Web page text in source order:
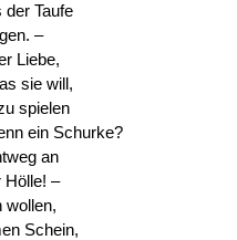
der Taufe
–
Liebe,
sie will,
spielen
ein Schurke?
an
Hölle! –
wollen,
Schein,